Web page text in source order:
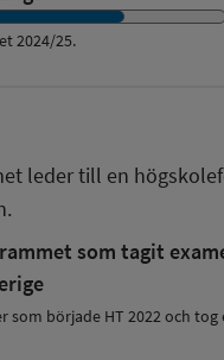
2024/25.
leder till en
som tagit
som började HT 2022 och tog